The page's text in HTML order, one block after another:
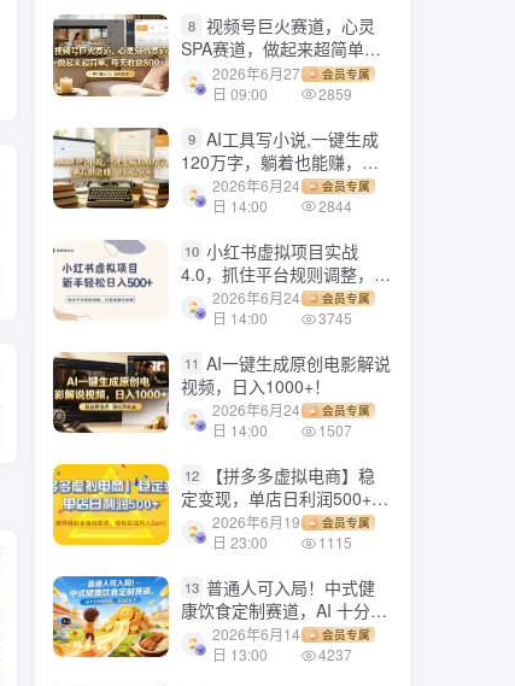
【副业项目4441期】最新长久稳定暴利项目，运费险全新玩法，日赚1000（包含详细教程，全程指导）
8 视频号巨火赛道，心灵
SPA赛道，做起来超简单，
每天收益800+！
2026年6月27
日 09:00
会员专属
2859
9 AI工具写小说,一键生成
120万字，躺着也能赚，月
入2w+！
2026年6月24
日 14:00
会员专属
2844
10 小红书虚拟项目实战
4.0，抓住平台规则调整，单
店日入500+！
2026年6月24
日 14:00
会员专属
3745
11 AI一键生成原创电影解说
视频，日入1000+！
2026年6月24
日 14:00
会员专属
1507
12
【拼多多虚拟电商】稳
定变现，单店日利润500+，
软件挂机全自动发货，轻松
实现月入1w+！
2026年6月19
日 23:00
会员专属
1115
13 普通人可入局！中式健
康饮食定制赛道，AI 十分钟
做爆款，变现超给力
2026年6月14
日 13:00
会员专属
4237